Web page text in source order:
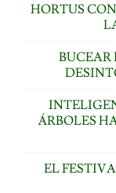
HORTUS
BUCEAR
ÁRBOLES
EL